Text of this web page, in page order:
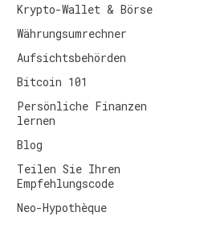
Krypto-Wallet & Börse
Währungsumrechner
Aufsichtsbehörden
Bitcoin 101
Persönliche Finanzen
lernen
Blog
Teilen Sie Ihren
Empfehlungscode
Neo-Hypothèque